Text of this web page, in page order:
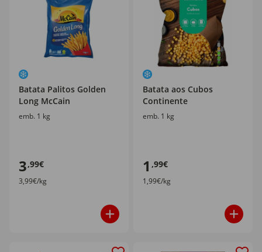
Batata Palitos Golden
Long McCain
emb. 1 kg
3,99€
3,99€/kg
Batata aos Cubos
Continente
emb. 1 kg
1 ,99€
1,99€/kg